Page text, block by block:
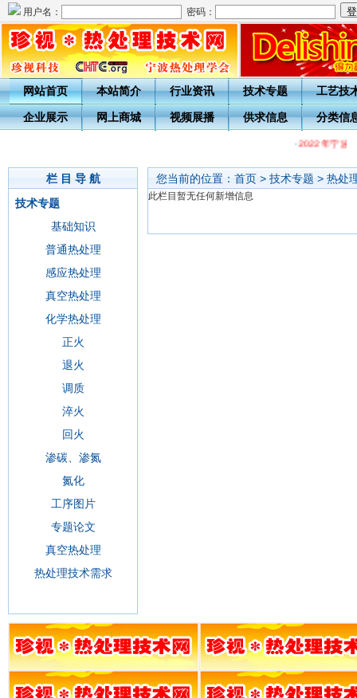
用户名： 密码：
网站首页 本站简介 行业资讯 技术专题 工艺技
企业展示 网上商城 视频展播 供求信息 分类信
·2022年宁波
栏 目 导 航
技术专题
基础知识
普通热处理
感应热处理
真空热处理
化学热处理
正火
退火
调质
淬火
回火
渗碳、渗氮
氮化
工序图片
专题论文
真空热处理
热处理技术需求
您当前的位置： 首页 > 技术专题 > 热处
此栏目暂无任何新增信息